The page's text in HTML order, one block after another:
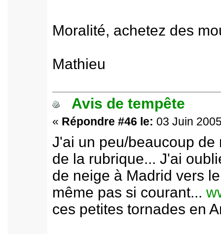
Moralité, achetez des
Mathieu
Avis de tempête
« Répondre #46 le: 03 Juin
J'ai un peu/beaucoup
de la rubrique... J'ai
de neige à Madrid vers
même pas si courant...
ces petites tornades en